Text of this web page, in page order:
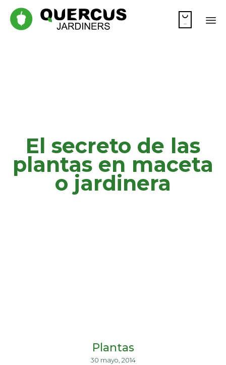

El secreto de las
plantas en maceta
o jardinera
Plantas
30 mayo, 2014